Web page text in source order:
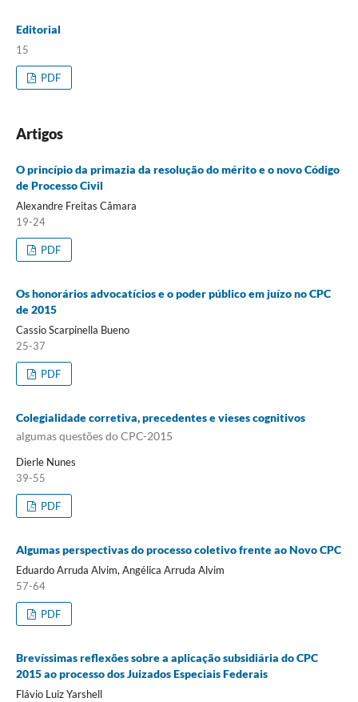
Editorial
15
PDF
Artigos
O princípio da primazia da resolução do mérito e o novo Código
de Processo Civil
Alexandre Freitas Câmara
19-24
PDF
Os honorários advocatícios e o poder público em juízo no CPC
de 2015
Cassio Scarpinella Bueno
25-37
PDF
Colegialidade corretiva, precedentes e vieses cognitivos
algumas questões do CPC-2015
Dierle Nunes
39-55
PDF
Algumas perspectivas do processo coletivo frente ao Novo CPC
Eduardo Arruda Alvim, Angélica Arruda Alvim
57-64
PDF
Brevíssimas reflexões sobre a aplicação subsidiária do CPC
2015 ao processo dos Juizados Especiais Federais
Flávio Luiz Yarshell